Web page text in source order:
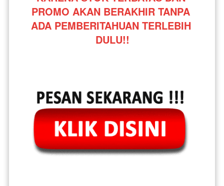
PROMO AKAN BERAKHIR TANPA
ADA PEMBERITAHUAN TERLEBIH
DULU!!